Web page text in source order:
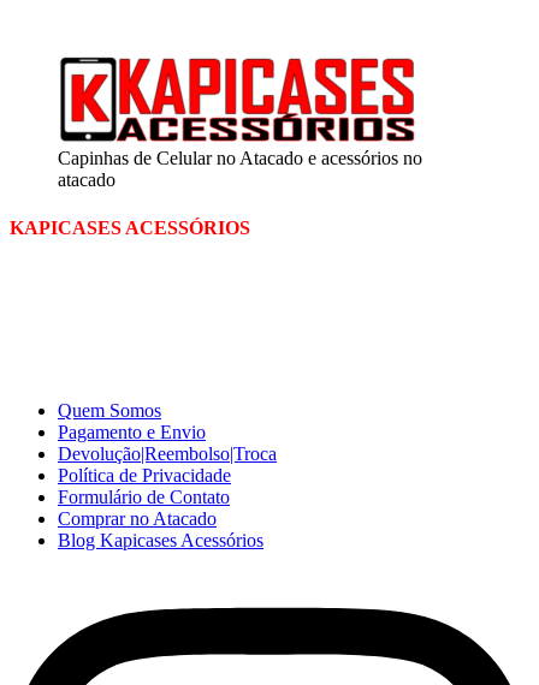
Capinhas de Celular no Atacado e acessórios no
atacado
KAPICASES ACESSÓRIOS
Quem Somos
Pagamento e Envio
Devolução|Reembolso|Troca
Política de Privacidade
Formulário de Contato
Comprar no Atacado
Blog Kapicases Acessórios